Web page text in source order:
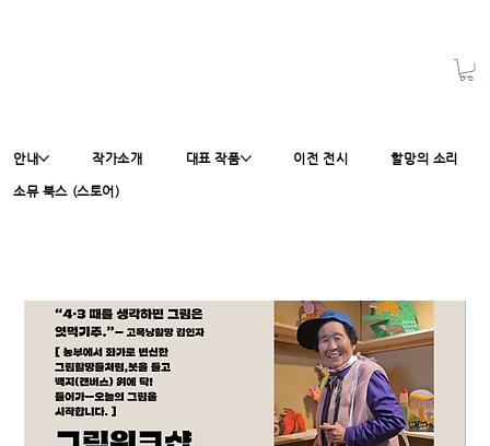
안내 작가소개 대표 작품 이전 전시 할망의 소리
소뮤 북스 (스토어)